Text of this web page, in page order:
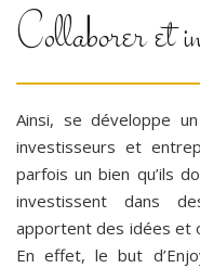
Collaborer et
Ainsi, se développe
investisseurs et
parfois un bien qu’ils
investissent dans
apportent des idées et
En effet, le but